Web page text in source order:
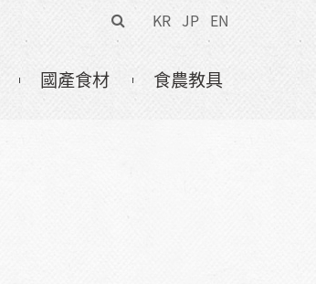
KR JP EN
搜
尋
表
單
國產食材 食農教具